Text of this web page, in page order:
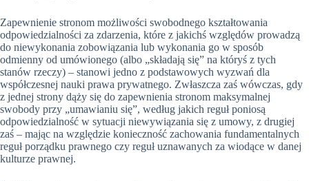
Zapewnienie stronom możliwości swobodnego kształtowania
odpowiedzialności za zdarzenia, które z jakichś względów prowadzą
do niewykonania zobowiązania lub wykonania go w sposób
odmienny od umówionego (albo „składają się” na któryś z tych
stanów rzeczy) – stanowi jedno z podstawowych wyzwań dla
współczesnej nauki prawa prywatnego. Zwłaszcza zaś wówczas, gdy
z jednej strony dąży się do zapewnienia stronom maksymalnej
swobody przy „umawianiu się”, według jakich reguł poniosą
odpowiedzialność w sytuacji niewywiązania się z umowy, z drugiej
zaś – mając na względzie konieczność zachowania fundamentalnych
reguł porządku prawnego czy reguł uznawanych za wiodące w danej
kulturze prawnej.